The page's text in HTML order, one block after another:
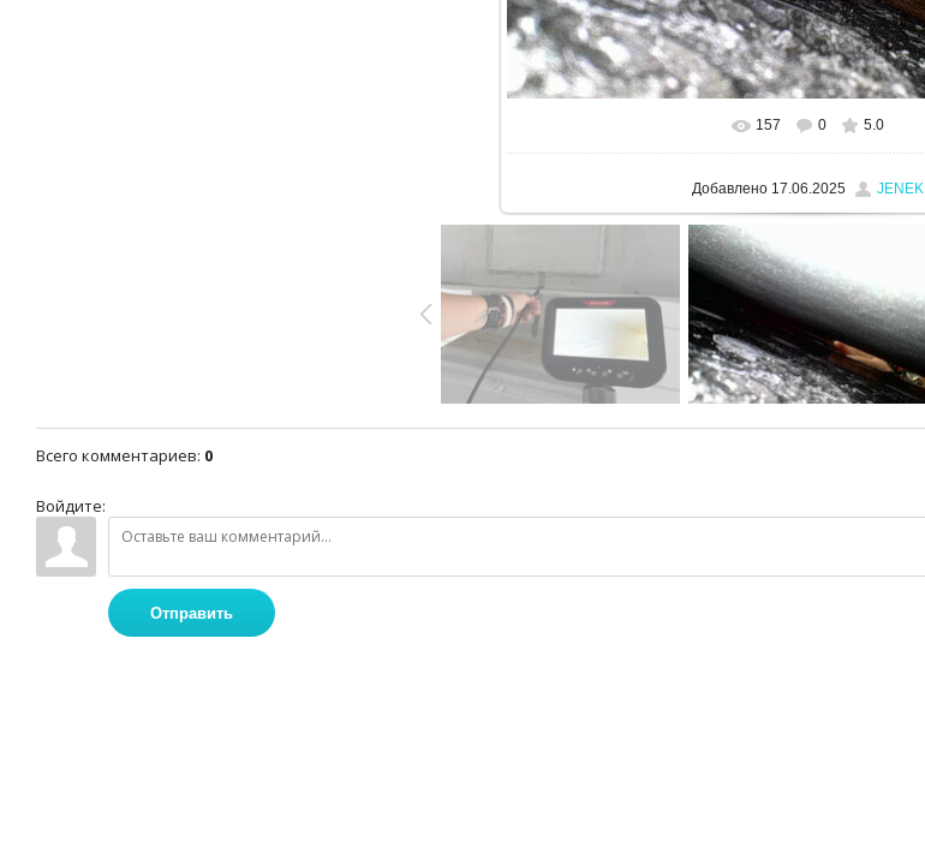
В реальном размере 1280x960
157 0 5.0
Добавлено17.06.2025 JENEK
Всего комментариев: 0
Войдите:
Отправить